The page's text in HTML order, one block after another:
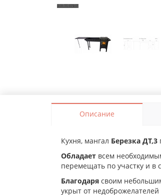
Описание
Кухня, мангал Березка ДТ,3
Обладает всем
перемещать по участку и в
Благодаря своим
укрыт от